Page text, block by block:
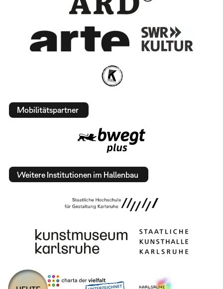
Mobilitätspartner
Weitere Institutionen im Hallenbau